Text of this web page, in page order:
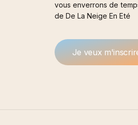
vous enverrons de
de De La Neige En Eté
Je veux m'inscrir